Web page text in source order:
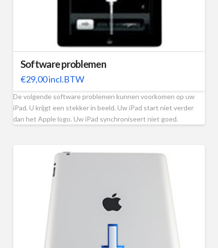
Software problemen
€29,00incl.BTW
De volgende software problemen kunnen voorkomen op uw
iPad. U krijgt een stekker in beeld. Uw iPad start niet verder
dan het Apple logo. Uw iPad synchroniseert niet goed.